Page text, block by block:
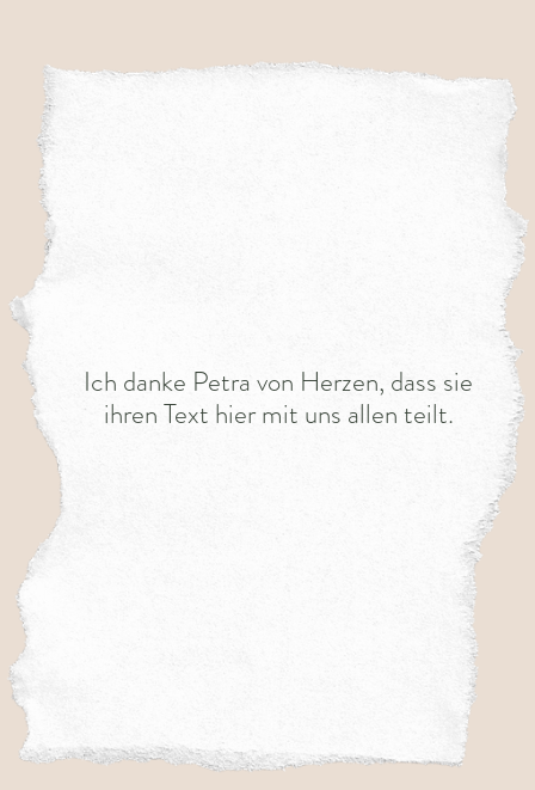
Ich danke Petra von Herzen, dass sie
ihren Text hier mit uns allen teilt.